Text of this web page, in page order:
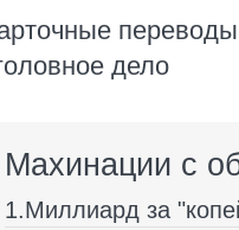
дело
Махинации с
Миллиард за